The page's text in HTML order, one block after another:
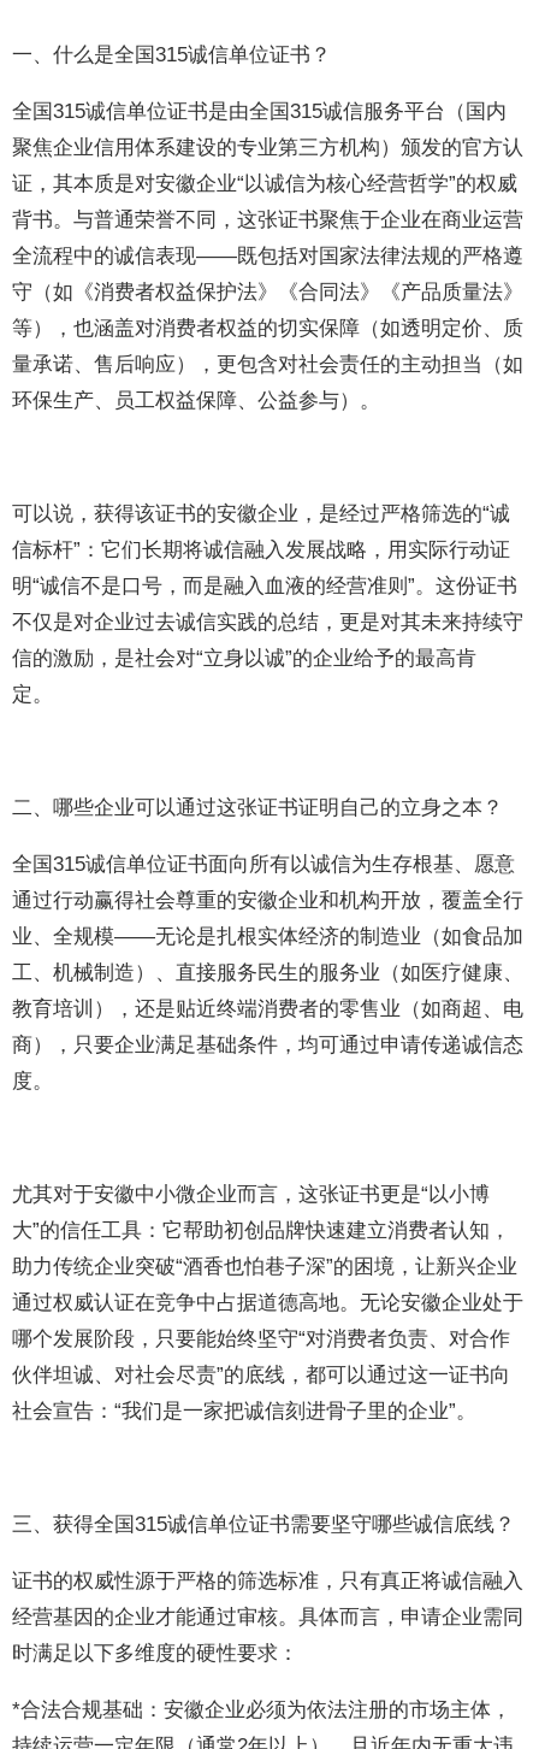
一、什么是全国315诚信单位证书？
全国315诚信单位证书是由全国315诚信服务平台（国内
聚焦企业信用体系建设的专业第三方机构）颁发的官方认
证，其本质是对安徽企业“以诚信为核心经营哲学”的权威
背书。与普通荣誉不同，这张证书聚焦于企业在商业运营
全流程中的诚信表现——既包括对国家法律法规的严格遵
守（如《消费者权益保护法》《合同法》《产品质量法》
等），也涵盖对消费者权益的切实保障（如透明定价、质
量承诺、售后响应），更包含对社会责任的主动担当（如
环保生产、员工权益保障、公益参与）。
可以说，获得该证书的安徽企业，是经过严格筛选的“诚
信标杆”：它们长期将诚信融入发展战略，用实际行动证
明“诚信不是口号，而是融入血液的经营准则”。这份证书
不仅是对企业过去诚信实践的总结，更是对其未来持续守
信的激励，是社会对“立身以诚”的企业给予的最高肯
定。
二、哪些企业可以通过这张证书证明自己的立身之本？
全国315诚信单位证书面向所有以诚信为生存根基、愿意
通过行动赢得社会尊重的安徽企业和机构开放，覆盖全行
业、全规模——无论是扎根实体经济的制造业（如食品加
工、机械制造）、直接服务民生的服务业（如医疗健康、
教育培训），还是贴近终端消费者的零售业（如商超、电
商），只要企业满足基础条件，均可通过申请传递诚信态
度。
尤其对于安徽中小微企业而言，这张证书更是“以小博
大”的信任工具：它帮助初创品牌快速建立消费者认知，
助力传统企业突破“酒香也怕巷子深”的困境，让新兴企业
通过权威认证在竞争中占据道德高地。无论安徽企业处于
哪个发展阶段，只要能始终坚守“对消费者负责、对合作
伙伴坦诚、对社会尽责”的底线，都可以通过这一证书向
社会宣告：“我们是一家把诚信刻进骨子里的企业”。
三、获得全国315诚信单位证书需要坚守哪些诚信底线？
证书的权威性源于严格的筛选标准，只有真正将诚信融入
经营基因的企业才能通过审核。具体而言，申请企业需同
时满足以下多维度的硬性要求：
*合法合规基础：安徽企业必须为依法注册的市场主体，